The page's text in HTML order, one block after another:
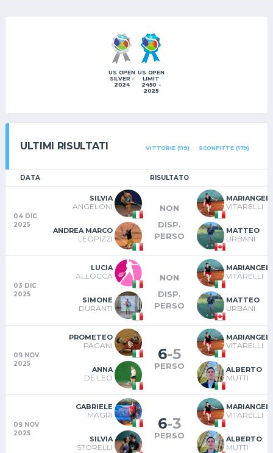
US OPEN
SILVER -
2024
US OPEN
LIMIT
2450 -
2025
ULTIMI RISULTATI VITTORIE (119) SCONFITTE (179)
DATA RISULTATO
04 DIC
2025
SILVIA
ANGELONI
ANDREA MARCO
LEOPIZZI
NON
DISP.
PERSO
VITARELLI
MATTEO
URBANI
03 DIC
2025
LUCIA
ALLOCCA
SIMONE
DURANTI
NON
DISP.
PERSO
VITARELLI
MATTEO
URBANI
09 NOV
2025
PROMETEO
PAGANI
ANNA
DE LEO
6-5
PERSO
VITARELLI
ALBERTO
MUTTI
09 NOV
2025
GABRIELE
MAGRI
SILVIA
STORELLI
6-3
PERSO
VITARELLI
ALBERTO
MUTTI